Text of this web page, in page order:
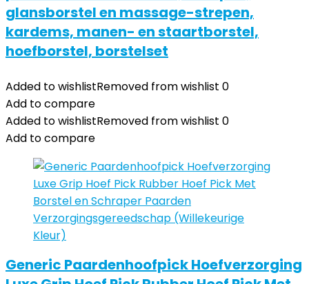
glansborstel en massage-strepen,
kardems, manen- en staartborstel,
hoefborstel, borstelset
Added to wishlistRemoved from wishlist 0
Add to compare
Added to wishlistRemoved from wishlist 0
Add to compare
Generic Paardenhoofpick Hoefverzorging